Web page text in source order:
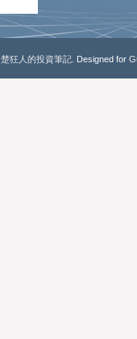
楚狂人的投資筆記. Designed for